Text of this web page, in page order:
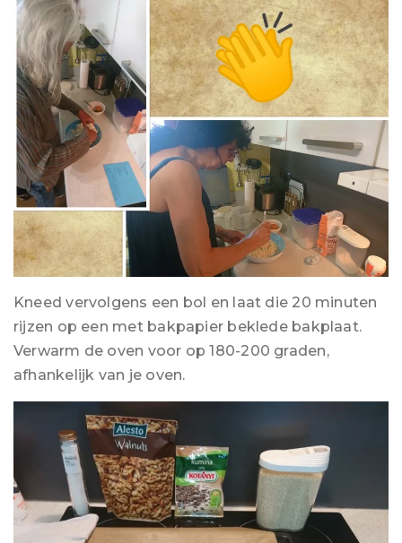
Kneed vervolgens een bol en laat die 20 minuten
rijzen op een met bakpapier beklede bakplaat.
Verwarm de oven voor op 180-200 graden,
afhankelijk van je oven.